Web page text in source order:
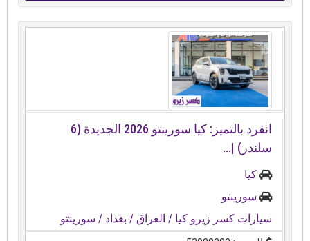
انفرد بالتميز: كيا سورينتو 2026 الجديدة (6
سلندر) |...
كيا
سورينتو
سيارات كسر زيرو كيا/ العراق/ بغداد/ سورينتو